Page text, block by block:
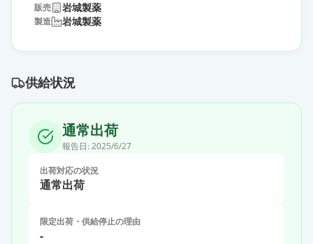
販売 岩城製薬
製造 岩城製薬
供給状況
通常出荷
報告日: 2025/6/27
出荷対応の状況
通常出荷
限定出荷・供給停止の理由
-